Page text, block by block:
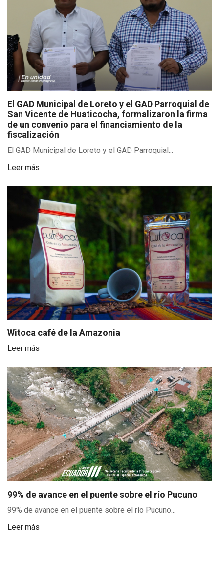
El GAD Municipal de Loreto y el GAD Parroquial de
San Vicente de Huaticocha, formalizaron la firma
de un convenio para el financiamiento de la
fiscalización
El GAD Municipal de Loreto y el GAD Parroquial...
Leer más
Witoca café de la Amazonia
Leer más
99% de avance en el puente sobre el río Pucuno
99% de avance en el puente sobre el río Pucuno...
Leer más